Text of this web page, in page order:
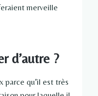
merveille
d’autre ?
parce qu’il est très